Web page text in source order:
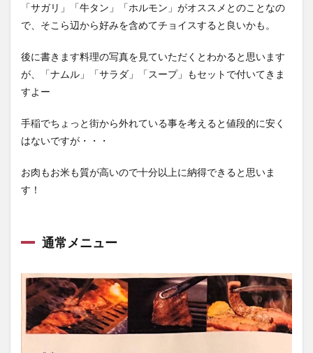
「サガリ」「牛タン」「ホルモン」がオススメとのことなの
で、そこら辺から好みを含めてチョイスすると良いかも。
後に書きます料理の写真を見ていただくとわかると思います
が、「ナムル」「サラダ」「スープ」もセットで付いてきま
すよー
手稲でちょっと街から外れている事を考えると値段的に安く
はないですが・・・
お肉もお米も質が高いので十分以上に納得できると思いま
す！
通常メニュー